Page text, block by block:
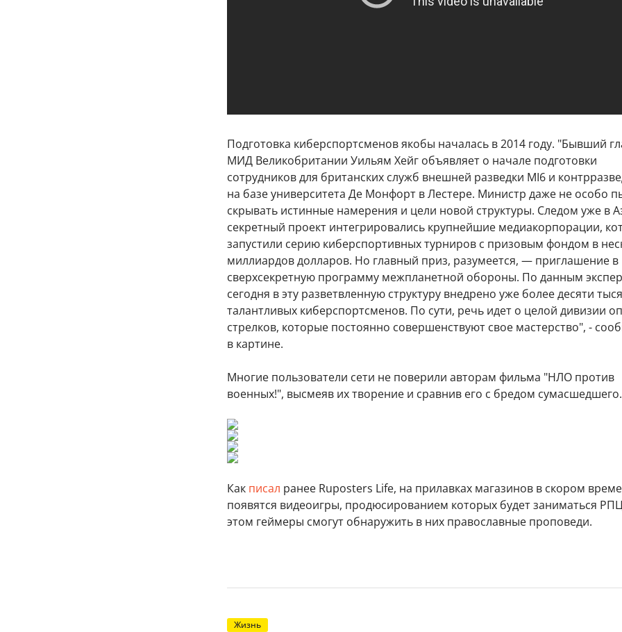
Подготовка киберспортсменов якобы началась в 2014 году. "Бывший
МИД Великобритании Уильям Хейг объявляет о начале подготовки
сотрудников для британских служб внешней разведки MI6 и
на базе университета Де Монфорт в Лестере. Министр даже не особо
скрывать истинные намерения и цели новой структуры. Следом уже в
секретный проект интегрировались крупнейшие медиакорпорации,
запустили серию киберспортивных турниров с призовым фондом в
миллиардов долларов. Но главный приз, разумеется, — приглашение в
сверхсекретную программу межпланетной обороны. По данным
сегодня в эту разветвленную структуру внедрено уже более десяти
талантливых киберспортсменов. По сути, речь идет о целой дивизии
стрелков, которые постоянно совершенствуют свое мастерство", -
в картине.
Многие пользователи сети не поверили авторам фильма "НЛО против
военных!", высмеяв их творение и сравнив его с бредом сумасшедшего.
Как писал ранее Ruposters Life, на прилавках магазинов в скором
появятся видеоигры, продюсированием которых будет заниматься
этом геймеры смогут обнаружить в них православные проповеди.
Жизнь